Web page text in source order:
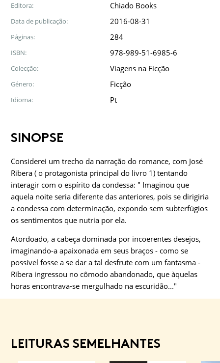
Editora: Chiado Books
Data de publicação: 2016-08-31
Páginas: 284
ISBN: 978-989-51-6985-6
Colecção: Viagens na Ficção
Género: Ficção
Idioma: Pt
SINOPSE
Considerei um trecho da narração do romance, com José
Ribera ( o protagonista principal do livro 1) tentando
interagir com o espírito da condessa: " Imaginou que
aquela noite seria diferente das anteriores, pois se dirigiria
a condessa com determinação, expondo sem subterfúgios
os sentimentos que nutria por ela.
Atordoado, a cabeça dominada por incoerentes desejos,
imaginando-a apaixonada em seus braços - como se
possível fosse a se dar a tal desfrute com um fantasma -
Ribera ingressou no cômodo abandonado, que àquelas
horas encontrava-se mergulhado na escuridão..."
LEITURAS SEMELHANTES